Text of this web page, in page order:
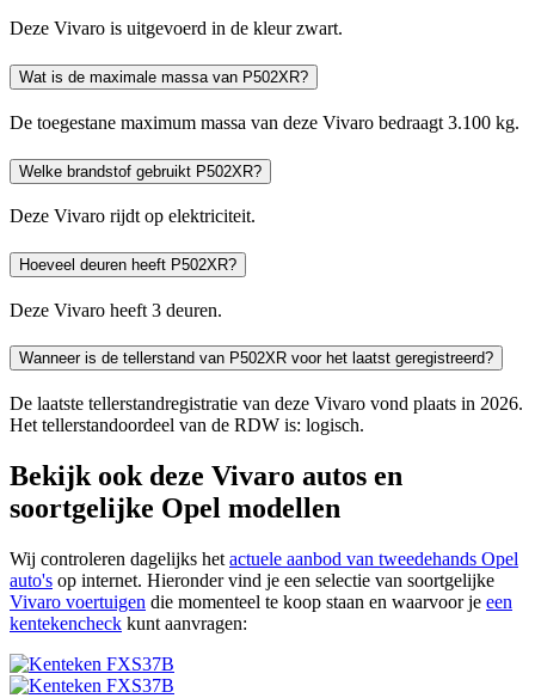
Deze Vivaro is uitgevoerd in de kleur zwart.
Wat is de maximale massa van P502XR?
De toegestane maximum massa van deze Vivaro bedraagt 3.100 kg.
Welke brandstof gebruikt P502XR?
Deze Vivaro rijdt op elektriciteit.
Hoeveel deuren heeft P502XR?
Deze Vivaro heeft 3 deuren.
Wanneer is de tellerstand van P502XR voor het laatst geregistreerd?
De laatste tellerstandregistratie van deze Vivaro vond plaats in 2026.
Het tellerstandoordeel van de RDW is: logisch.
Bekijk ook deze Vivaro autos en
soortgelijke Opel modellen
Wij controleren dagelijks het actuele aanbod van tweedehands Opel
auto's op internet. Hieronder vind je een selectie van soortgelijke
Vivaro voertuigen die momenteel te koop staan en waarvoor je een
kentekencheck kunt aanvragen: